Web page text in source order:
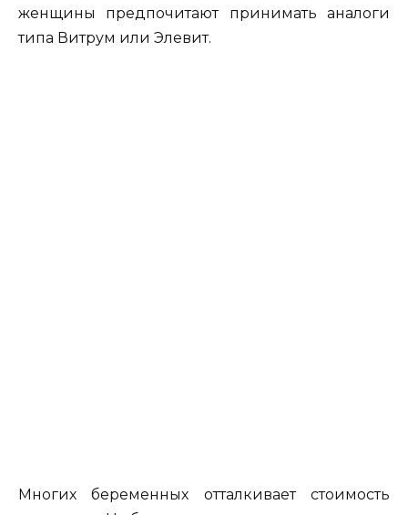
женщины предпочитают принимать аналоги
типа Витрум или Элевит.
Многих беременных отталкивает стоимость